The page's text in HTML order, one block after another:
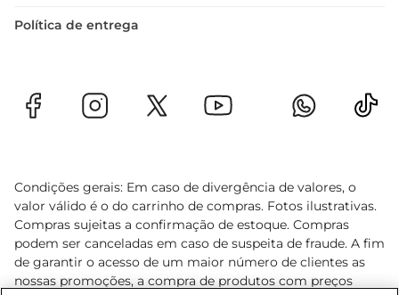
Política de entrega
Condições gerais: Em caso de divergência de valores, o
valor válido é o do carrinho de compras. Fotos ilustrativas.
Compras sujeitas a confirmação de estoque. Compras
podem ser canceladas em caso de suspeita de fraude. A fim
de garantir o acesso de um maior número de clientes as
nossas promoções, a compra de produtos com preços